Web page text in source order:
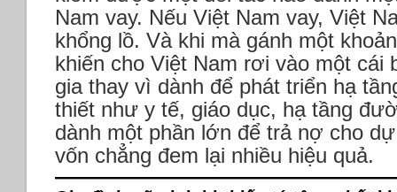
Nam vay. Nếu Việt Nam vay, Việt
khổng lồ. Và khi mà gánh một
khiến cho Việt Nam rơi vào một cái
gia thay vì dành để phát triển hạ
thiết như y tế, giáo dục, hạ tầng
dành một phần lớn để trả nợ cho
vốn chẳng đem lại nhiều hiệu quả.